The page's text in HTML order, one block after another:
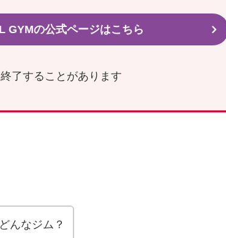
GYMの公式ページはこちら
了することがあります
んなジム？